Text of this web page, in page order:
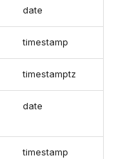
date
timestamp
timestamptz
date
timestamp